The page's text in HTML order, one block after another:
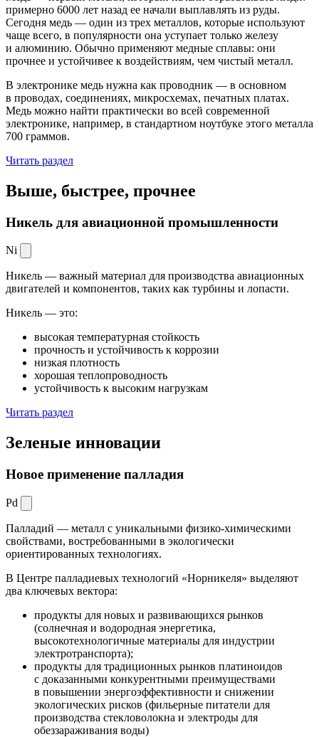
примерно 6000 лет назад ее начали выплавлять из руды.
Сегодня медь — один из трех металлов, которые используют
чаще всего, в популярности она уступает только железу
и алюминию. Обычно применяют медные сплавы: они
прочнее и устойчивее к воздействиям, чем чистый металл.
В электронике медь нужна как проводник — в основном
в проводах, соединениях, микросхемах, печатных платах.
Медь можно найти практически во всей современной
электронике, например, в стандартном ноутбуке этого металла
700 граммов.
Читать раздел
Выше, быстрее, прочнее
Никель для авиационной промышленности
Ni
Никель — важный материал для производства авиационных
двигателей и компонентов, таких как турбины и лопасти.
Никель — это:
высокая температурная стойкость
прочность и устойчивость к коррозии
низкая плотность
хорошая теплопроводность
устойчивость к высоким нагрузкам
Читать раздел
Зеленые инновации
Новое применение палладия
Pd
Палладий — металл с уникальными физико-химическими
свойствами, востребованными в экологически
ориентированных технологиях.
В Центре палладиевых технологий «Норникеля» выделяют
два ключевых вектора:
продукты для новых и развивающихся рынков
(солнечная и водородная энергетика,
высокотехнологичные материалы для индустрии
электротранспорта);
продукты для традиционных рынков платиноидов
с доказанными конкурентными преимуществами
в повышении энергоэффективности и снижении
экологических рисков (фильерные питатели для
производства стекловолокна и электроды для
обеззараживания воды)